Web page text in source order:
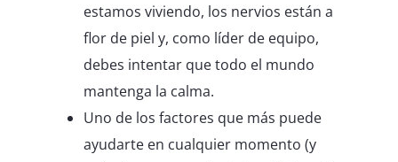
estamos viviendo, los nervios están a
flor de piel y, como líder de equipo,
debes intentar que todo el mundo
mantenga la calma.
Uno de los factores que más puede
ayudarte en cualquier momento (y